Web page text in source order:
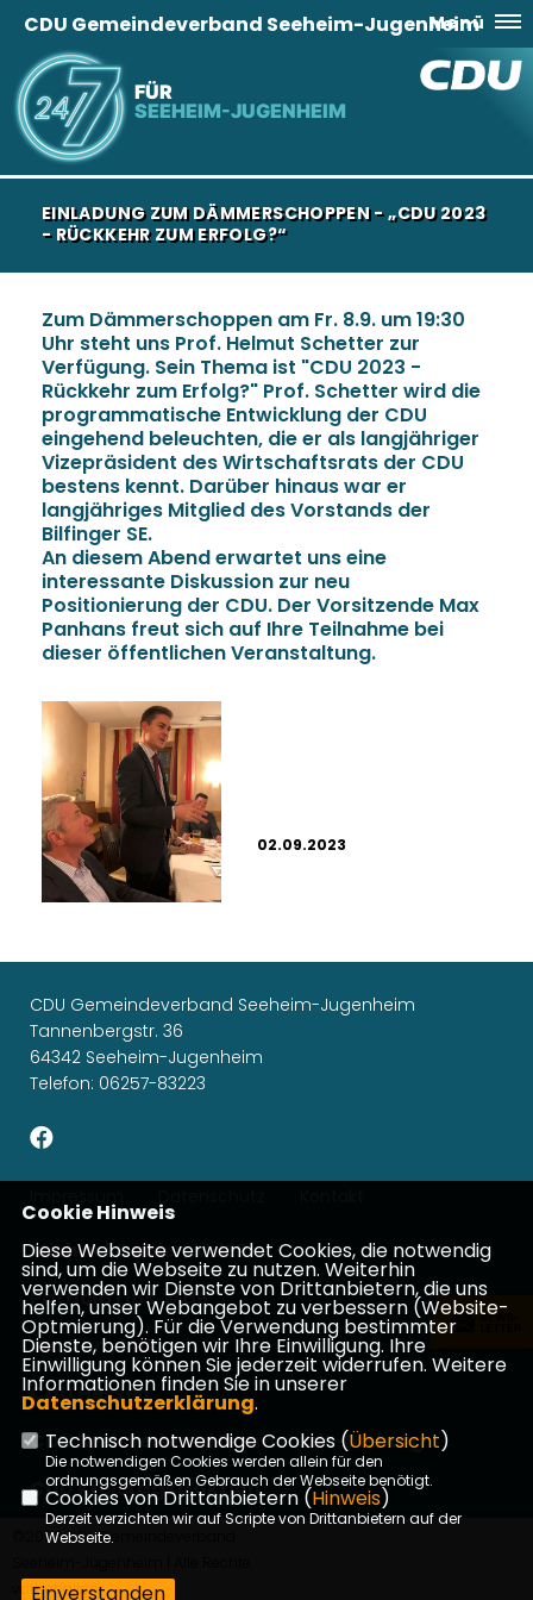
FÜR
SEEHEIM-JUGENHEIM
CDU Gemeindeverband Seeheim-Jugenheim
Menü
EINLADUNG ZUM DÄMMERSCHOPPEN - „CDU 2023
- RÜCKKEHR ZUM ERFOLG?“
Zum Dämmerschoppen am Fr. 8.9. um 19:30
Uhr steht uns Prof. Helmut Schetter zur
Verfügung. Sein Thema ist "CDU 2023 -
Rückkehr zum Erfolg?" Prof. Schetter wird die
programmatische Entwicklung der CDU
eingehend beleuchten, die er als langjähriger
Vizepräsident des Wirtschaftsrats der CDU
bestens kennt. Darüber hinaus war er
langjähriges Mitglied des Vorstands der
Bilfinger SE.
An diesem Abend erwartet uns eine
interessante Diskussion zur neu
Positionierung der CDU. Der Vorsitzende Max
Panhans freut sich auf Ihre Teilnahme bei
dieser öffentlichen Veranstaltung.
02.09.2023
CDU Gemeindeverband Seeheim-Jugenheim
Tannenbergstr. 36
64342 Seeheim-Jugenheim
Telefon: 06257-83223
Michael Gahler, MdEP
Patricia Lips, MdB
Ina Dürr, MdL
CDU Hessen
CDU Kreisverband Darmstadt-Dieburg
CDU Kreistagsfraktion
©2026 CDU Gemeindeverband
vorbehalten.
Cookie Hinweis
Diese Webseite verwendet Cookies, die notwendig
sind, um die Webseite zu nutzen. Weiterhin
verwenden wir Dienste von Drittanbietern, die uns
helfen, unser Webangebot zu verbessern (Website-
Optmierung). Für die Verwendung bestimmter
Dienste, benötigen wir Ihre Einwilligung. Ihre
Einwilligung können Sie jederzeit widerrufen. Weitere
Informationen finden Sie in unserer
Datenschutzerklärung.
Technisch notwendige Cookies (Übersicht)
Die notwendigen Cookies werden allein für den
ordnungsgemäßen Gebrauch der Webseite benötigt.
Cookies von Drittanbietern (Hinweis)
Derzeit verzichten wir auf Scripte von Drittanbietern auf der
Webseite.
Einverstanden